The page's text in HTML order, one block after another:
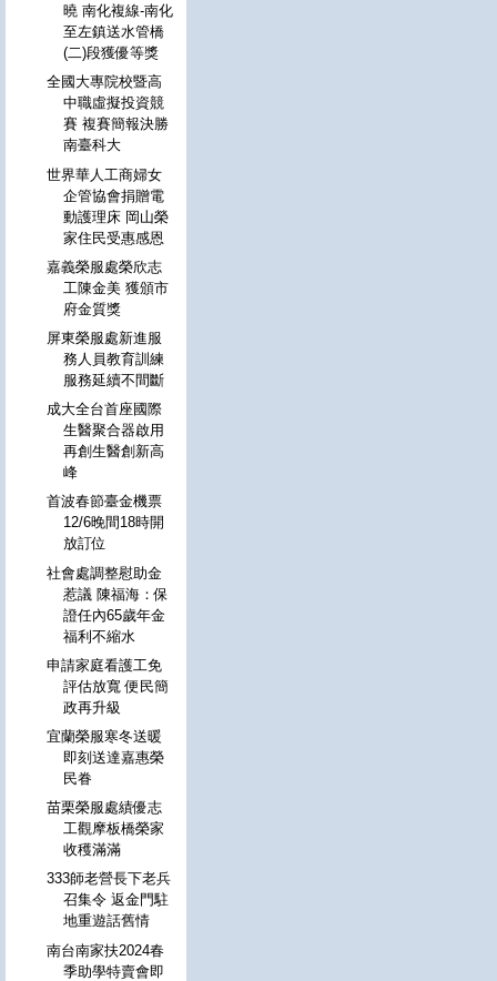
曉 南化複線-南化
至左鎮送水管橋
(二)段獲優等獎
全國大專院校暨高
中職虛擬投資競
賽 複賽簡報決勝
南臺科大
世界華人工商婦女
企管協會捐贈電
動護理床 岡山榮
家住民受惠感恩
嘉義榮服處榮欣志
工陳金美 獲頒市
府金質獎
屏東榮服處新進服
務人員教育訓練
服務延續不間斷
成大全台首座國際
生醫聚合器啟用
再創生醫創新高
峰
首波春節臺金機票
12/6晚間18時開
放訂位
社會處調整慰助金
惹議 陳福海：保
證任內65歲年金
福利不縮水
申請家庭看護工免
評估放寬 便民簡
政再升級
宜蘭榮服寒冬送暖
即刻送達嘉惠榮
民眷
苗栗榮服處績優志
工觀摩板橋榮家
收穫滿滿
333師老營長下老兵
召集令 返金門駐
地重遊話舊情
南台南家扶2024春
季助學特賣會即